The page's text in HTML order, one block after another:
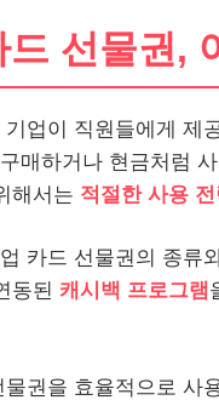
드 선물권,
업이 직원들에게 제
매하거나 현금처럼
해서는 적절한 사용
카드 선물권의 종류
동된 캐시백 프로그램
권을 효율적으로 사